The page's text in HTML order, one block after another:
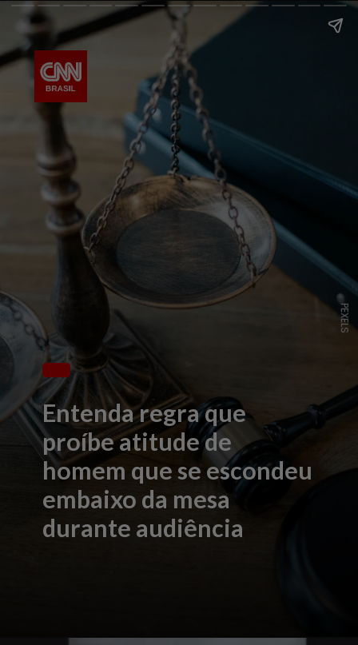
Entenda regra que
proíbe atitude de
homem que se escondeu
embaixo da mesa
durante audiência
PEXELS